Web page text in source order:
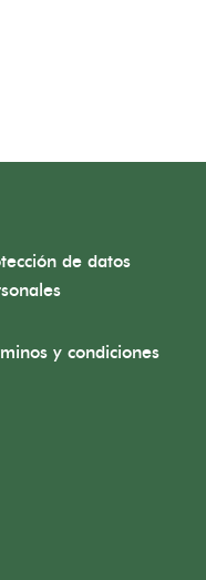
de datos
y condiciones